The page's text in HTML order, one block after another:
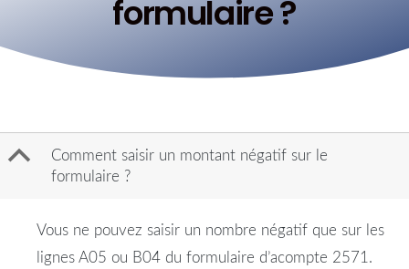
formulaire ?
B
Comment saisir un montant négatif sur le
formulaire ?
Vous ne pouvez saisir un nombre négatif que sur les
lignes A05 ou B04 du formulaire d’acompte 2571.